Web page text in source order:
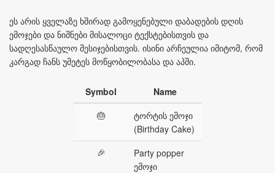
ეს არის ყველაზე ხშირად გამოყენებული დაბადების დღის
ემოჯები და ნიშნები მისალოცი ტექსტებისთვის და
სადღესასწაულო მესიჯებისთვის. ისინი არჩეულია იმიტომ, რომ
კარგად ჩანს უმეტეს მოწყობილობასა და აპში.
Symbol
Name
🎂
ტორტის ემოჯი
(Birthday Cake)
🎉
Party popper
ემოჯი